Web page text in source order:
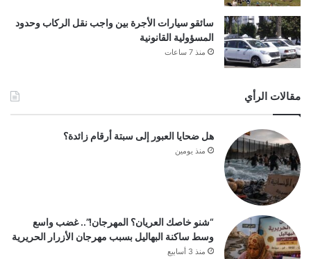
سائقو سيارات الأجرة بين واجب نقل الركاب وحدود
المسؤولية القانونية
منذ 7 ساعات
مقالات الرأي
هل ضحايا العبور إلى سبتة أرقام زائدة؟
منذ يومين
“شنو خاصك العريان؟ المهرجان!”.. غضب واسع
وسط ساكنة البهاليل بسبب مهرجان الأزرار الحريرية
منذ 3 أسابيع